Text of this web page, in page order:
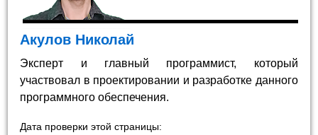
Акулов Николай
Эксперт и главный программист, который
участвовал в проектировании и разработке данного
программного обеспечения.
Дата проверки этой страницы: